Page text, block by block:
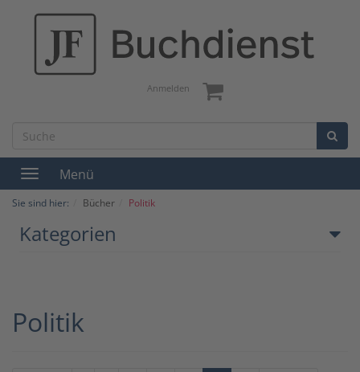
Anmelden
Toggle
navigation
Menü
Sie sind hier: Bücher Politik
Kategorien
Politik